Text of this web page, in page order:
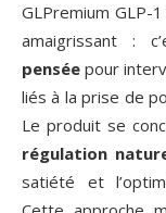
GLPremium GLP-
amaigrissant :
pensée pour
liés à la prise de
Le produit se
régulation
satiété et